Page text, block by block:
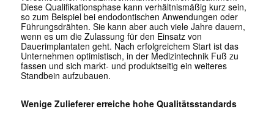
Diese Qualifikationsphase kann verhältnismäßig kurz sein,
so zum Beispiel bei endodontischen Anwendungen oder
Führungsdrähten. Sie kann aber auch viele Jahre dauern,
wenn es um die Zulassung für den Einsatz von
Dauerimplantaten geht. Nach erfolgreichem Start ist das
Unternehmen optimistisch, in der Medizintechnik Fuß zu
fassen und sich markt- und produktseitig ein weiteres
Standbein aufzubauen.
Wenige Zulieferer erreiche hohe Qualitätsstandards